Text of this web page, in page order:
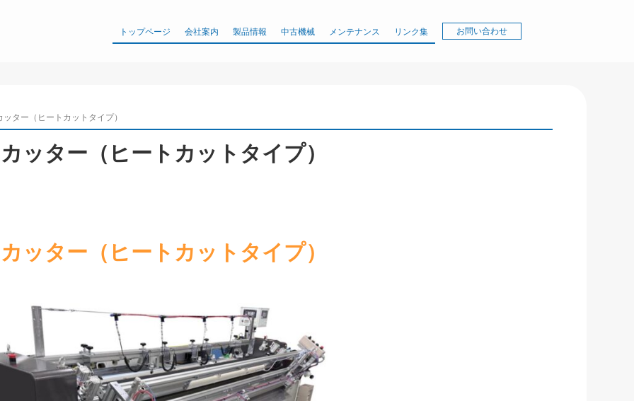
トップページ 会社案内 製品情報 中古機械 メンテナンス リンク集 お問い合わせ
ター（ヒートカットタイプ）
ッター（ヒートカットタイプ）
ッター（ヒートカットタイプ）